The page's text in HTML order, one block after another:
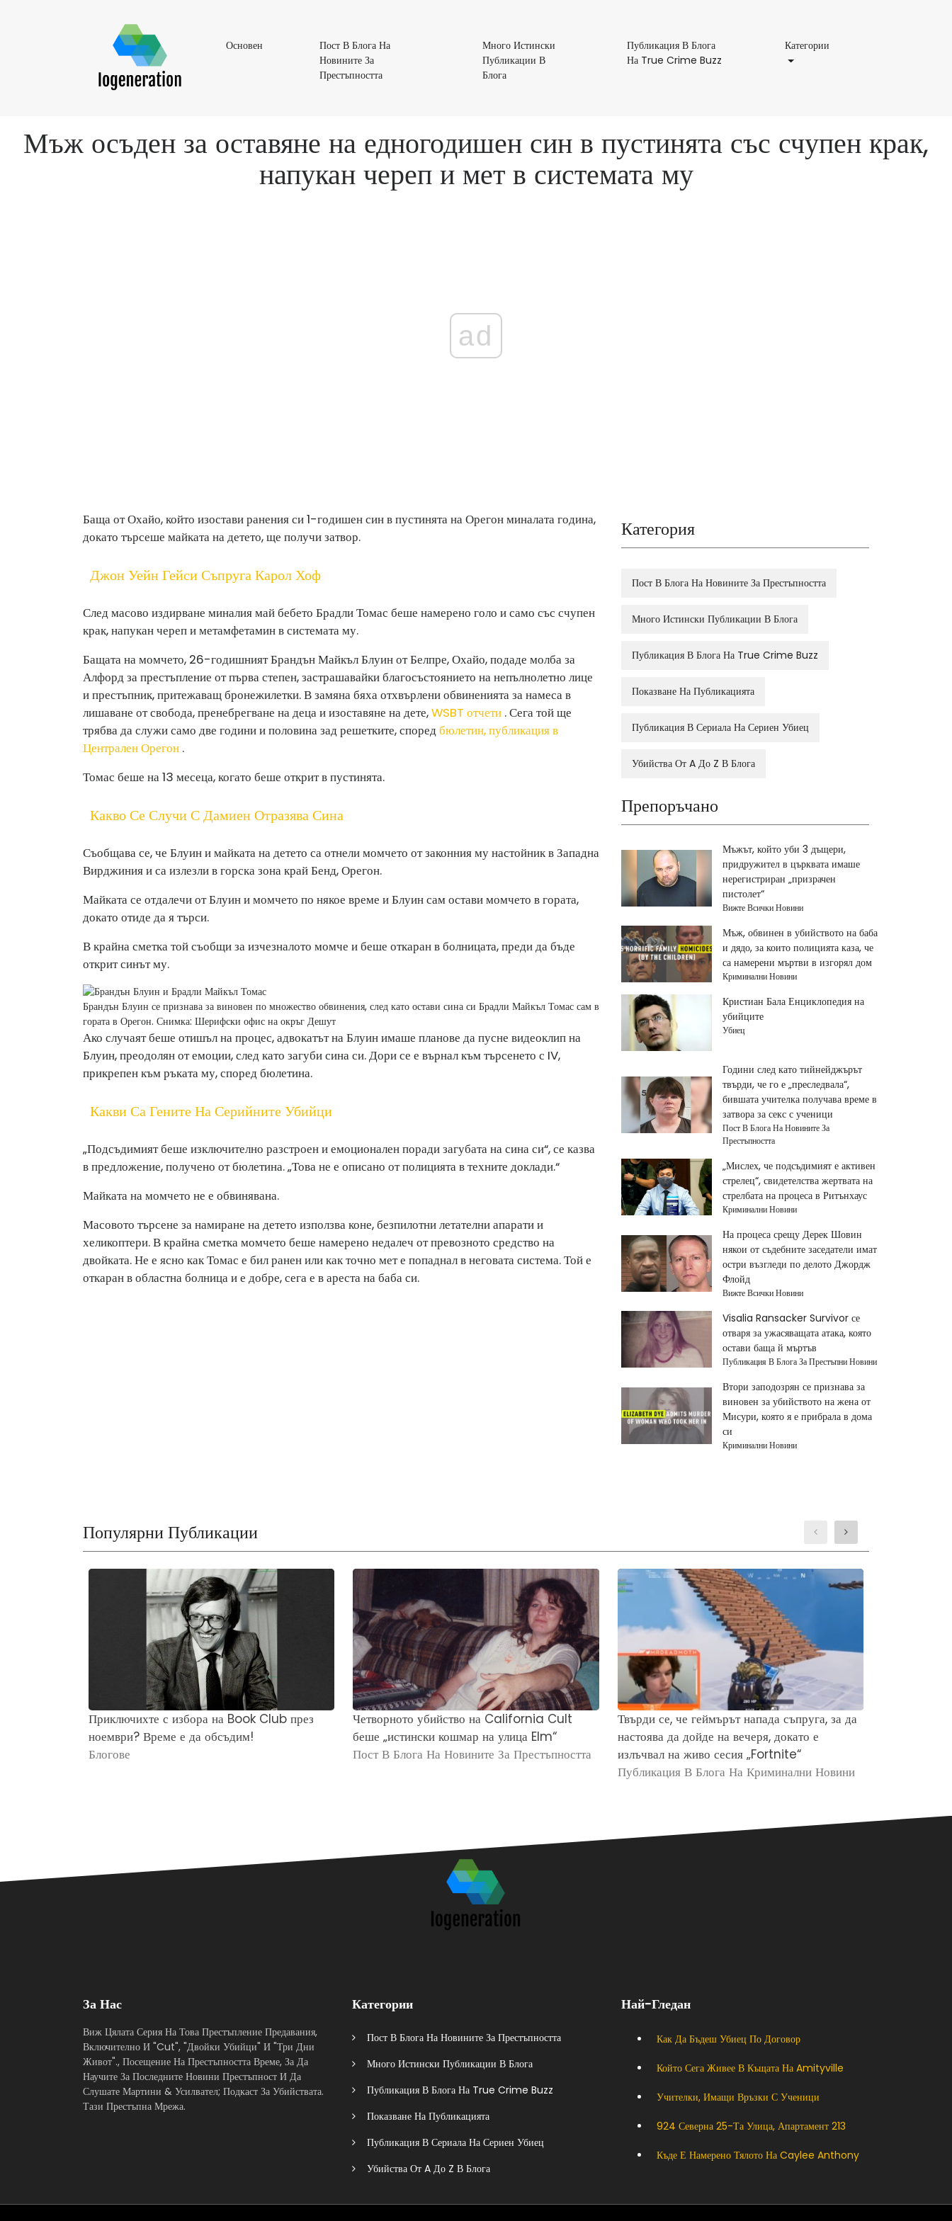
ОсновенОсновен
Пост В Блога На
Новините За
ПрестъпносттаПост
За
Престъпността
Много Истински
Публикации В
БлогаМного
Публикация В Блога
На True Crime Buzz
Buzz
Категории
Мъж осъден за оставяне на едногодишен син в пустинята със счупен крак,
напукан череп и мет в системата му
ad
Баща от Охайо, който изостави ранения си 1-годишен син в пустинята на Орегон миналата година,
докато търсеше майката на детето, ще получи затвор.
Джон Уейн Гейси Съпруга Карол Хоф
След масово издирване миналия май бебето Брадли Томас беше намерено голо и само със счупен
крак, напукан череп и метамфетамин в системата му.
Бащата на момчето, 26-годишният Брандън Майкъл Блуин от Белпре, Охайо, подаде молба за
Алфорд за престъпление от първа степен, застрашавайки благосъстоянието на непълнолетно лице
и престъпник, притежаващ бронежилетки. В замяна бяха отхвърлени обвиненията за намеса в
лишаване от свобода, пренебрегване на деца и изоставяне на дете,WSBT отчети . Сега той ще
трябва да служи само две години и половина зад решетките, споредбюлетин, публикация в
Централен Орегон .
Томас беше на 13 месеца, когато беше открит в пустинята.
Какво Се Случи С Дамиен Отразява Сина
Съобщава се, че Блуин и майката на детето са отнели момчето от законния му настойник в Западна
Вирджиния и са излезли в горска зона край Бенд, Орегон.
Майката се отдалечи от Блуин и момчето по някое време и Блуин сам остави момчето в гората,
докато отиде да я търси.
В крайна сметка той съобщи за изчезналото момче и беше откаран в болницата, преди да бъде
открит синът му.
Брандън Блуин се признава за виновен по множество обвинения, след като остави сина си Брадли Майкъл Томас сам в
гората в Орегон. Снимка: Шерифски офис на окръг Дешут
Ако случаят беше отишъл на процес, адвокатът на Блуин имаше планове да пусне видеоклип на
Блуин, преодолян от емоции, след като загуби сина си. Дори се е върнал към търсенето с IV,
прикрепен към ръката му, според бюлетина.
Какви Са Гените На Серийните Убийци
„Подсъдимият беше изключително разстроен и емоционален поради загубата на сина си“, се казва
в предложение, получено от бюлетина. „Това не е описано от полицията в техните доклади.“
Майката на момчето не е обвинявана.
Масовото търсене за намиране на детето използва коне, безпилотни летателни апарати и
хеликоптери. В крайна сметка момчето беше намерено недалеч от превозното средство на
двойката. Не е ясно как Томас е бил ранен или как точно мет е попаднал в неговата система. Той е
откаран в областна болница и е добре, сега е в ареста на баба си.
Категория
Пост В Блога На Новините За Престъпността
Много Истински Публикации В Блога
Публикация В Блога На True Crime Buzz
Показване На Публикацията
Публикация В Сериала На Сериен Убиец
Убийства От A До Z В Блога
Препоръчано
Мъжът, който уби 3 дъщери,
придружител в църквата имаше
нерегистриран „призрачен
пистолет“
Вижте Всички Новини
Мъж, обвинен в убийството на баба
и дядо, за които полицията каза, че
са намерени мъртви в изгорял дом
Криминални Новини
Кристиан Бала Енциклопедия на
убийците
Убиец
Години след като тийнейджърът
твърди, че го е „преследвала“,
бившата учителка получава време в
затвора за секс с ученици
Пост В Блога На Новините За
Престъпността
„Мислех, че подсъдимият е активен
стрелец“, свидетелства жертвата на
стрелбата на процеса в Ритънхаус
Криминални Новини
На процеса срещу Дерек Шовин
някои от съдебните заседатели имат
остри възгледи по делото Джордж
Флойд
Вижте Всички Новини
Visalia Ransacker Survivor се
отваря за ужасяващата атака, която
остави баща й мъртъв
Публикация В Блога За Престъпни Новини
Втори заподозрян се признава за
виновен за убийството на жена от
Мисури, която я е прибрала в дома
си
Криминални Новини
Популярни Публикации
Приключихте с избора на Book Club през
ноември? Време е да обсъдим!
Блогове
Четворното убийство на California Cult
беше „истински кошмар на улица Elm“
Пост В Блога На Новините За Престъпността
Твърди се, че геймърът напада съпруга, за да
настоява да дойде на вечеря, докато е
излъчвал на живо сесия „Fortnite“
Публикация В Блога На Криминални Новини
За Нас
Виж Цялата Серия На Това Престъпление Предавания,
Включително И "Cut", "Двойки Убийци" И "Три Дни
Живот"., Посещение На Престъпността Време, За Да
Научите За Последните Новини Престъпност И Да
Слушате Мартини & Усилвател; Подкаст За Убийствата.
Тази Престъпна Мрежа.
Категории
Пост В Блога На Новините За Престъпността
Много Истински Публикации В Блога
Публикация В Блога На True Crime Buzz
Показване На Публикацията
Публикация В Сериала На Сериен Убиец
Убийства От A До Z В Блога
Най-Гледан
Как Да Бъдеш Убиец По Договор
Който Сега Живее В Къщата На Amityville
Учителки, Имащи Връзки С Ученици
924 Северна 25-Та Улица, Апартамент 213
Къде Е Намерено Тялото На Caylee Anthony